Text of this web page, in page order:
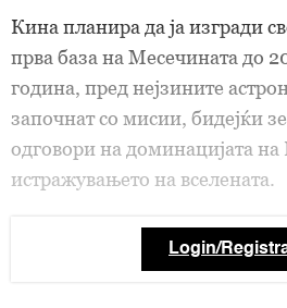
Кина планира да ја изгради
прва база на Месечината до
година, пред нејзините
започнат со мисии, бидејќи
одговори на доминацијата
истражувањето на вселената.
Login/